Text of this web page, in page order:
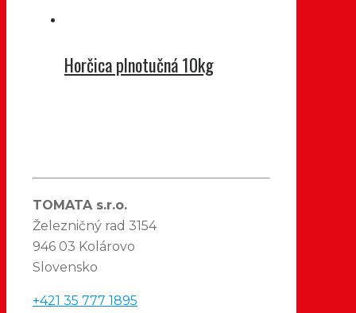
Horčica plnotučná 10kg
TOMATA s.r.o.
Železničný rad 3154
946 03 Kolárovo
Slovensko
+421 35 777 1895